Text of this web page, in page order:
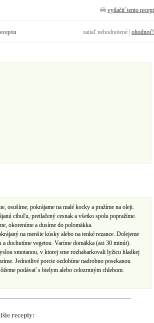
vytlačiť tento recept
zatiaľ nehodnotené | ohodnoť!
osušíme, pokrájame na malé kocky a pražíme na oleji.
cibuľu, pretlačený cesnak a všetko spolu popražíme.
okoreníme a dusíme do polomäkka.
na menšie kúsky alebo na tenké rezance. Dolejeme
dochutíme vegetou. Varíme domäkka (asi 30 minút).
smotanou, v ktorej sme rozhabarkovali lyžicu hladkej
Jednotlivé porcie ozdobíme nadrobno posekanou
podávať s bielym alebo celozrnným chlebom.
recepty: